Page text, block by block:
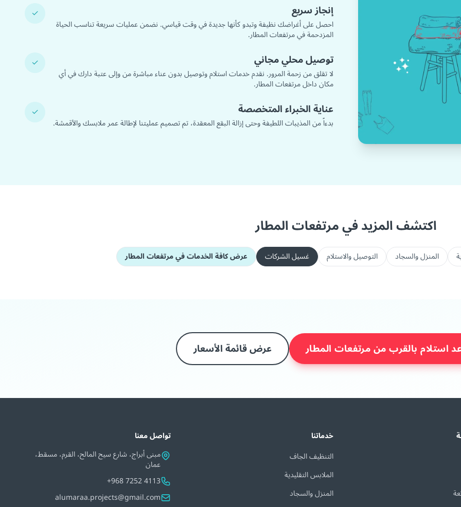
✓ إنجاز سريع
احصل على أغراضك نظيفة وتبدو كأنها جديدة في وقت قياسي. نضمن عمليات سريعة تناسب الحياة
المزدحمة في مرتفعات المطار.
✓ توصيل محلي مجاني
لا تقلق من زحمة المرور. نقدم خدمات استلام وتوصيل بدون عناء مباشرة من وإلى عتبة دارك في أي
مكان داخل مرتفعات المطار.
✓ عناية الخبراء المتخصصة
بدءاً من المذيبات اللطيفة وحتى إزالة البقع المعقدة، تم تصميم عمليتنا لإطالة عمر ملابسك والأقمشة.
اكتشف المزيد في مرتفعات المطار
المنزل والسجاد التوصيل والاستلام غسيل الشركات عرض كافة الخدمات في مرتفعات المطار
استلام بالقرب من مرتفعات المطار عرض قائمة الأسعار
خدماتنا
التنظيف الجاف
الملابس التقليدية
المنزل والسجاد
تواصل معنا
مبنى أبراج، شارع سيح المالح، القرم، مسقط،
عمان
+968 7252 4113
alumaraa.projects@gmail.com